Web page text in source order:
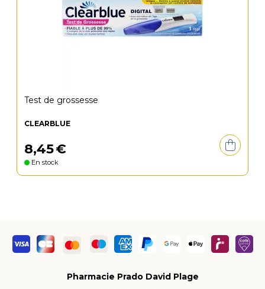
Test de grossesse
CLEARBLUE
8,45€
En stock
Pharmacie Prado David Plage